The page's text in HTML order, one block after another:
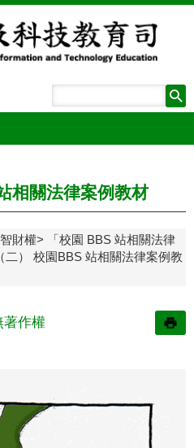
相關法律案例教材
財權
「校園 BBS 站相關法律
（二） 校園BBS 站相關法律案例教
著作權